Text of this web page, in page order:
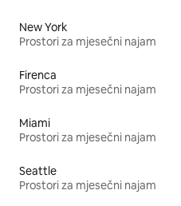
New York
Prostori za mjesečni najam
Firenca
Prostori za mjesečni najam
Miami
Prostori za mjesečni najam
Seattle
Prostori za mjesečni najam